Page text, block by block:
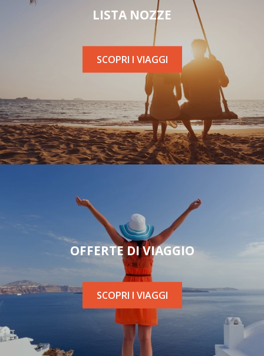
LISTA NOZZE
SCOPRI I VIAGGI
OFFERTE DI VIAGGIO
SCOPRI I VIAGGI